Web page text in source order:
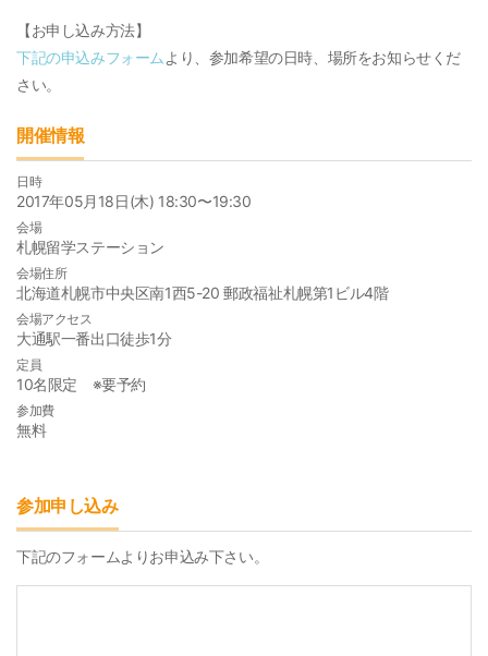
【お申し込み方法】
下記の申込みフォーム より、参加希望の日時、場所をお知らせくだ
さい。
開催情報
日時
2017年05月18日(木) 18:30〜19:30
会場
札幌留学ステーション
会場住所
北海道札幌市中央区南1西5-20 郵政福祉札幌第1ビル4階
会場アクセス
大通駅一番出口徒歩1分
定員
10名限定 ※要予約
参加費
無料
参加申し込み
下記のフォームよりお申込み下さい。